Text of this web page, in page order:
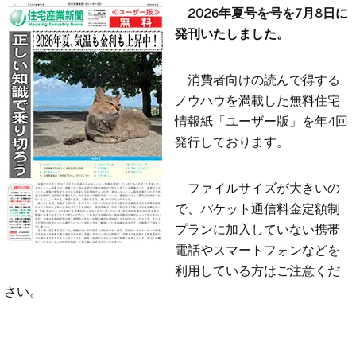
2026年夏号を号を7月8日に
発刊いたしました。
消費者向けの読んで得する
ノウハウを満載した無料住宅
情報紙「ユーザー版」を年4回
発行しております。
ファイルサイズが大きいの
で、パケット通信料金定額制
プランに加入していない携帯
電話やスマートフォンなどを
利用している方はご注意くだ
さい。